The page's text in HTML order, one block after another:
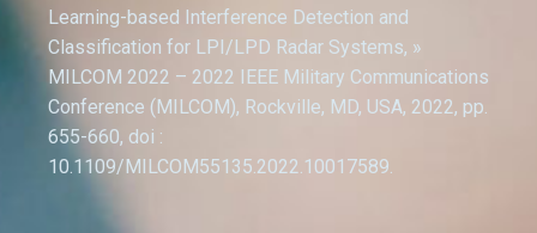
Learning-based Interference Detection and
Classification for LPI/LPD Radar Systems, »
MILCOM 2022 – 2022 IEEE Military Communications
Conference (MILCOM), Rockville, MD, USA, 2022, pp.
655-660, doi :
10.1109/MILCOM55135.2022.10017589.